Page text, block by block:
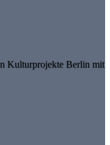
Kulturprojekte Berlin mit